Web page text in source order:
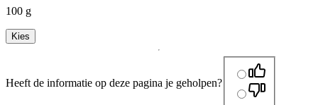
100 g
Kies
Heeft de informatie op deze pagina je geholpen?